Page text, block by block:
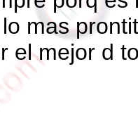
mas
el mejor d